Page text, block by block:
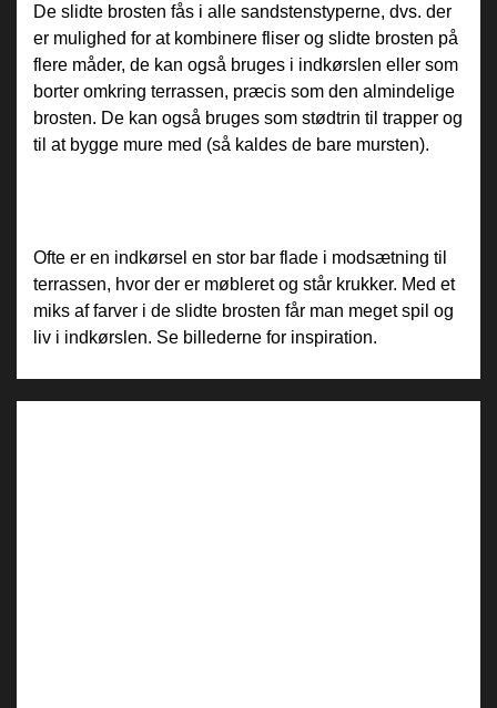
De slidte brosten fås i alle sandstenstyperne, dvs. der
er mulighed for at kombinere fliser og slidte brosten på
flere måder, de kan også bruges i indkørslen eller som
borter omkring terrassen, præcis som den almindelige
brosten. De kan også bruges som stødtrin til trapper og
til at bygge mure med (så kaldes de bare mursten).
Ofte er en indkørsel en stor bar flade i modsætning til
terrassen, hvor der er møbleret og står krukker. Med et
miks af farver i de slidte brosten får man meget spil og
liv i indkørslen. Se billederne for inspiration.